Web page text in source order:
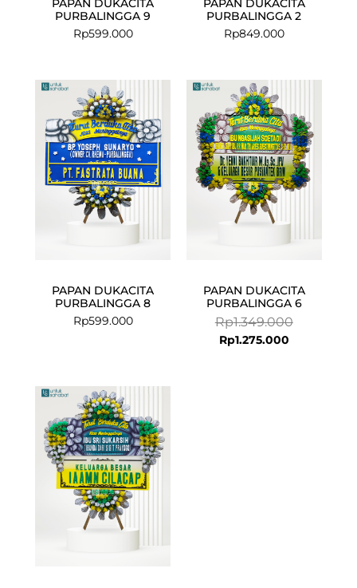
PURBALINGGA 9
Rp599.000
PURBALINGGA 2
Rp849.000
PAPAN DUKACITA
PURBALINGGA 8
Rp599.000
PAPAN DUKACITA
PURBALINGGA 6
Rp1.349.000
was:
Rp1.275.000
is:
Rp1.275.000.